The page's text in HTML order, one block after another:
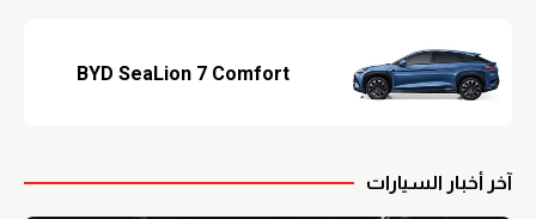
BYD SeaLion 7 Comfort
آخر أخبار السيارات